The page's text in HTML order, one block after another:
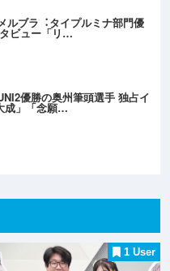
ルブラ︓タイプルミナ部門優
ビュー「リ…
優勝の奥州筆頭選手 独占イ
成」「念願…
1 User